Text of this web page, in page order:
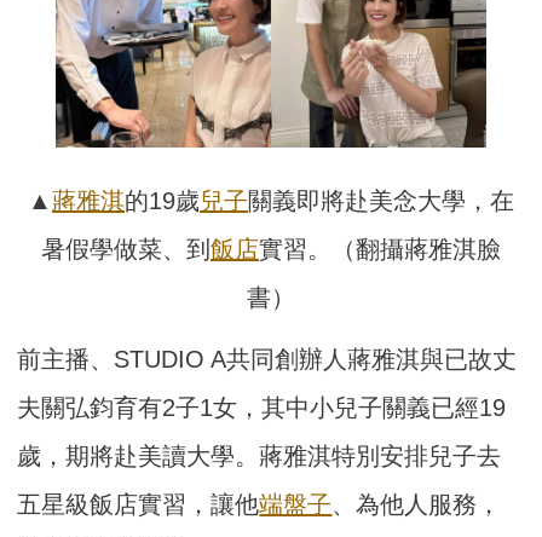
▲ 蔣雅淇的19歲兒子關義即將赴美念大學，在
暑假學做菜、到 飯店實習。（翻攝蔣雅淇臉
書）
前主播、STUDIO A共同創辦人蔣雅淇與已故丈
夫關弘鈞育有2子1女，其中小兒子關義已經19
歲，期將赴美讀大學。蔣雅淇特別安排兒子去
五星級飯店實習，讓他端盤子、為他人服務，